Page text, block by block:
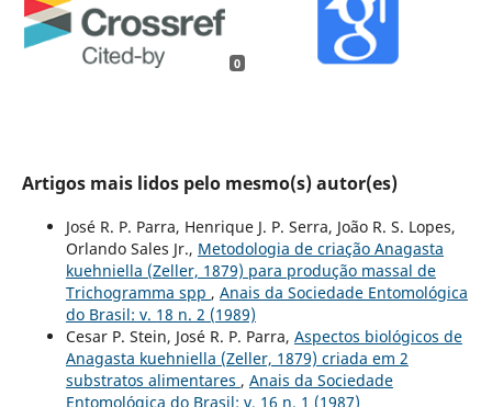
0
Artigos mais lidos pelo mesmo(s) autor(es)
José R. P. Parra, Henrique J. P. Serra, João R. S. Lopes,
Orlando Sales Jr., Metodologia de criação Anagasta
kuehniella (Zeller, 1879) para produção massal de
Trichogramma spp , Anais da Sociedade Entomológica
do Brasil: v. 18 n. 2 (1989)
Cesar P. Stein, José R. P. Parra, Aspectos biológicos de
Anagasta kuehniella (Zeller, 1879) criada em 2
substratos alimentares , Anais da Sociedade
Entomológica do Brasil: v. 16 n. 1 (1987)